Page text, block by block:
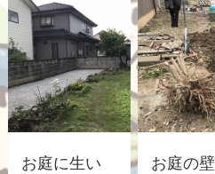
お庭に生い
お庭の